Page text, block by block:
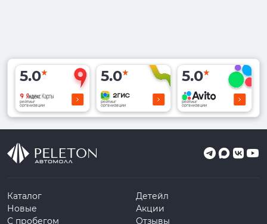
5.0
рейтинг
организации
5.0
рейтинг
организации
5.0
рейтинг
организации
Каталог
Новые
С пробегом
Детейл
Акции
Отзывы